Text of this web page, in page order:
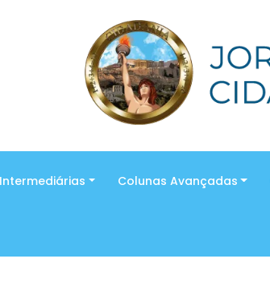
Colunas Avançadas